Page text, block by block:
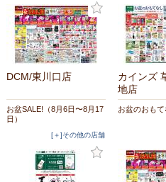
DCM/東川口店
お盆SALE!（8月6日〜8月17
日）
[＋]その他の店舗
カインズ
地店
お盆のおも